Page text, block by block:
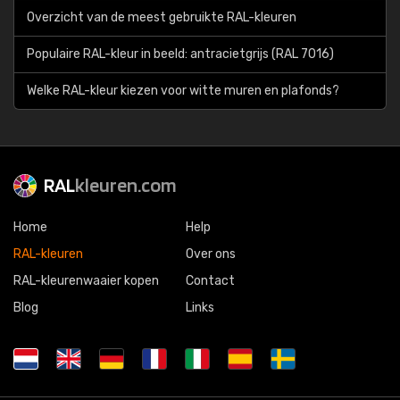
Overzicht van de meest gebruikte RAL-kleuren
Populaire RAL-kleur in beeld: antracietgrijs (RAL 7016)
Welke RAL-kleur kiezen voor witte muren en plafonds?
RALkleuren.com
Home
RAL-kleuren
RAL-kleurenwaaier kopen
Blog
Help
Over ons
Contact
Links